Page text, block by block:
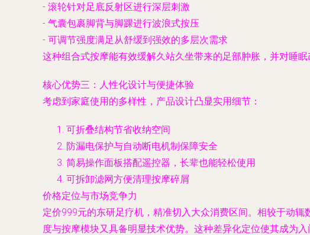
- 滚轮针对足底反射区进行深层刺激
- 气囊包裹脚背与脚踝进行波浪式按压
- 可调节强度满足从舒缓到强效的多层次需求
这种组合式按摩能有效缓解久站久坐带来的足部肿胀，并对睡眠
核心优势三：人性化设计与便捷体验
考虑到家庭使用的多样性，产品设计凸显实用细节：
可折叠结构节省收纳空间
防漏电保护与自动断电机制保障安全
简易操作面板搭配遥控器，长辈也能轻松使用
可拆卸滤网方便清理按摩碎屑
价格定位与市场竞争力
定价999元的东研足疗机，精准切入大众消费区间。相较于动
度与按摩模块又具备明显技术优势。这种差异化定位使其成为入